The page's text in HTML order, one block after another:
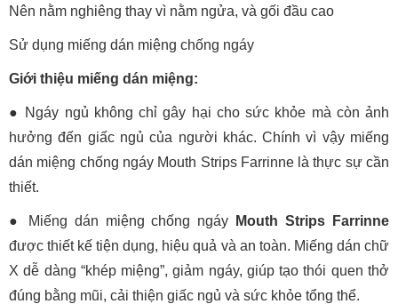
Nên nằm nghiêng thay vì nằm ngửa, và gối đầu cao
Sử dụng miếng dán miệng chống ngáy
Giới thiệu miếng dán miệng:
● Ngáy ngủ không chỉ gây hại cho sức khỏe mà còn ảnh
hưởng đến giấc ngủ của người khác. Chính vì vậy miếng
dán miệng chống ngáy Mouth Strips Farrinne là thực sự cần
thiết.
● Miếng dán miệng chống ngáy
Mouth Strips Farrinne
được thiết kế tiện dụng, hiệu quả và an toàn. Miếng dán chữ
X dễ dàng “khép miệng”, giảm ngáy, giúp tạo thói quen thở
đúng bằng mũi, cải thiện giấc ngủ và sức khỏe tổng thể.